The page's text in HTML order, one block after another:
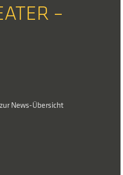
–
News-Übersicht